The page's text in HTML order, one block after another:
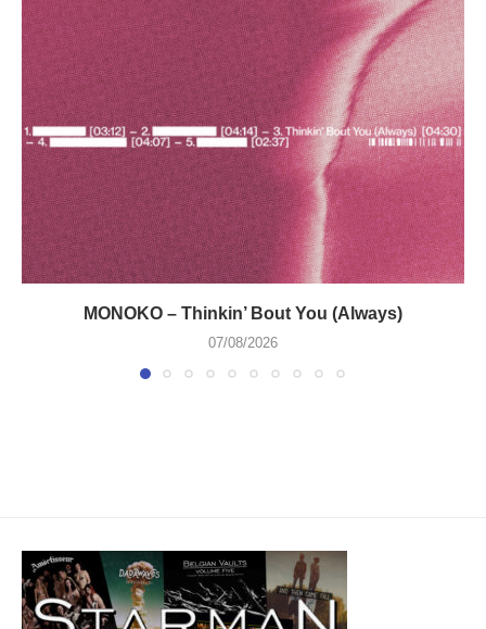
MONOKO – Thinkin’ Bout You (Always)
07/08/2026